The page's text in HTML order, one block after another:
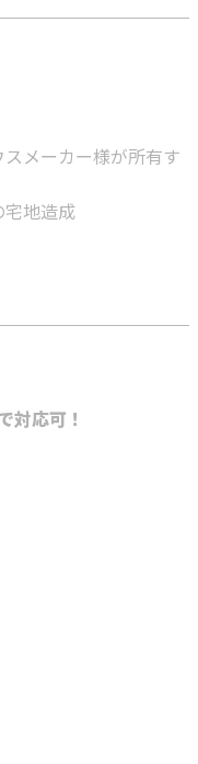
メーカー様が所有す
地造成
対応可！